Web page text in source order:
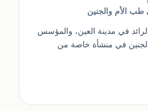
الأم والجنين
في مدينة العين، والمؤسس
في منشأة خاصة من